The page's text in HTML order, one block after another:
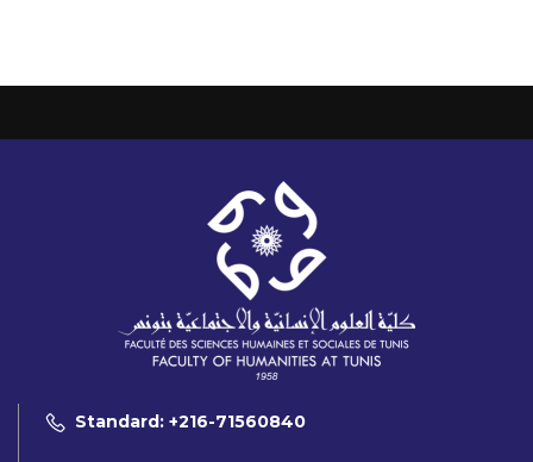
Standard: +216-71560840